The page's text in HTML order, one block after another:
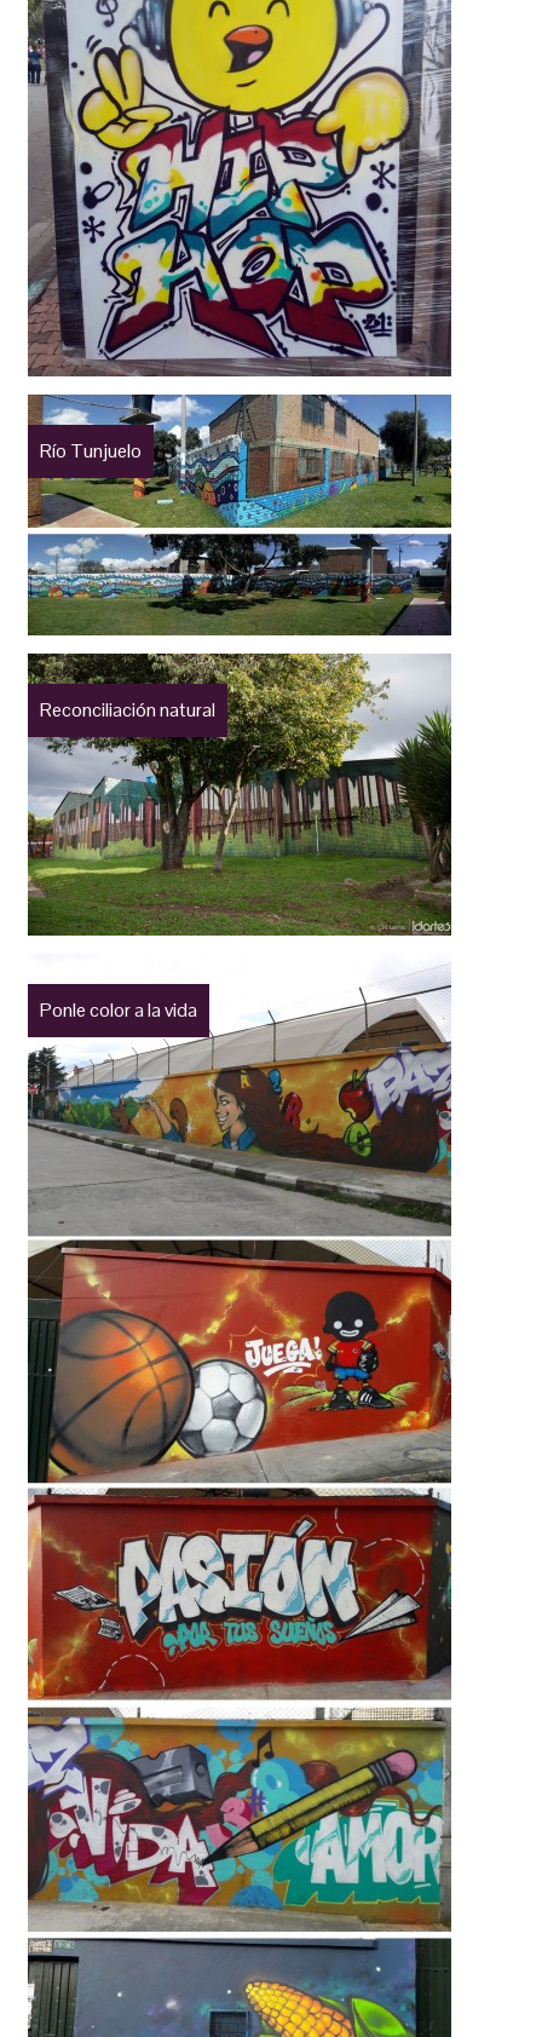
Río Tunjuelo
Reconciliación natural
Ponle color a la vida